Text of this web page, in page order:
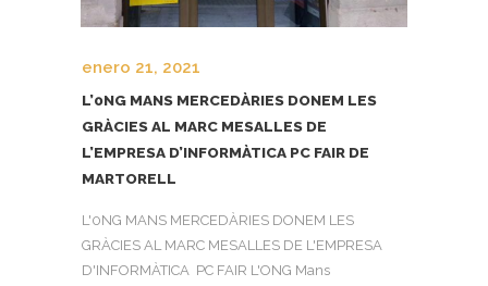
enero 21, 2021
L’0NG MANS MERCEDÀRIES DONEM LES
GRÀCIES AL MARC MESALLES DE
L’EMPRESA D’INFORMÀTICA PC FAIR DE
MARTORELL
L'0NG MANS MERCEDÀRIES DONEM LES
GRÀCIES AL MARC MESALLES DE L'EMPRESA
D'INFORMÀTICA PC FAIR L'ONG Mans